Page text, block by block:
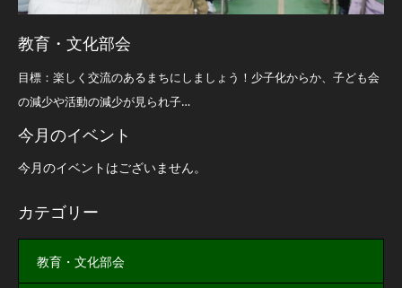
教育・文化部会
目標：楽しく交流のあるまちにしましょう！少子化からか、子ども会
の減少や活動の減少が見られ子…
今月のイベント
今月のイベントはございません。
カテゴリー
教育・文化部会